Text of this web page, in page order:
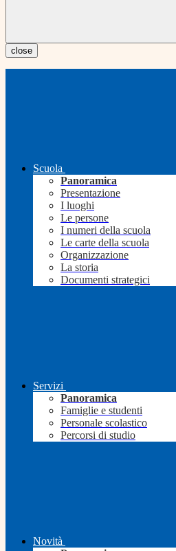
close
Scuola
Panoramica
Presentazione
I luoghi
Le persone
I numeri della scuola
Le carte della scuola
Organizzazione
La storia
Documenti strategici
Servizi
Panoramica
Famiglie e studenti
Personale scolastico
Percorsi di studio
Novità